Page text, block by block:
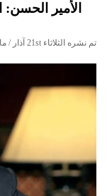
الأمير الحسن:
تم نشره الثلاثاء 21st آذار / مارس 2023 01:17 مساءً